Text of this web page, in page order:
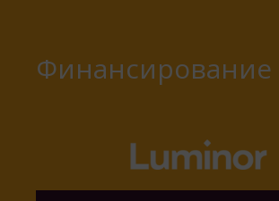
Финансирование